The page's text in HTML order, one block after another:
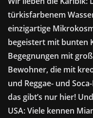
türkisfarbenem
einzigartige
begeistert mit bunten
Begegnungen mit
Bewohner, die mit
und Reggae- und
das gibt’s nur hier!
USA: Viele kennen